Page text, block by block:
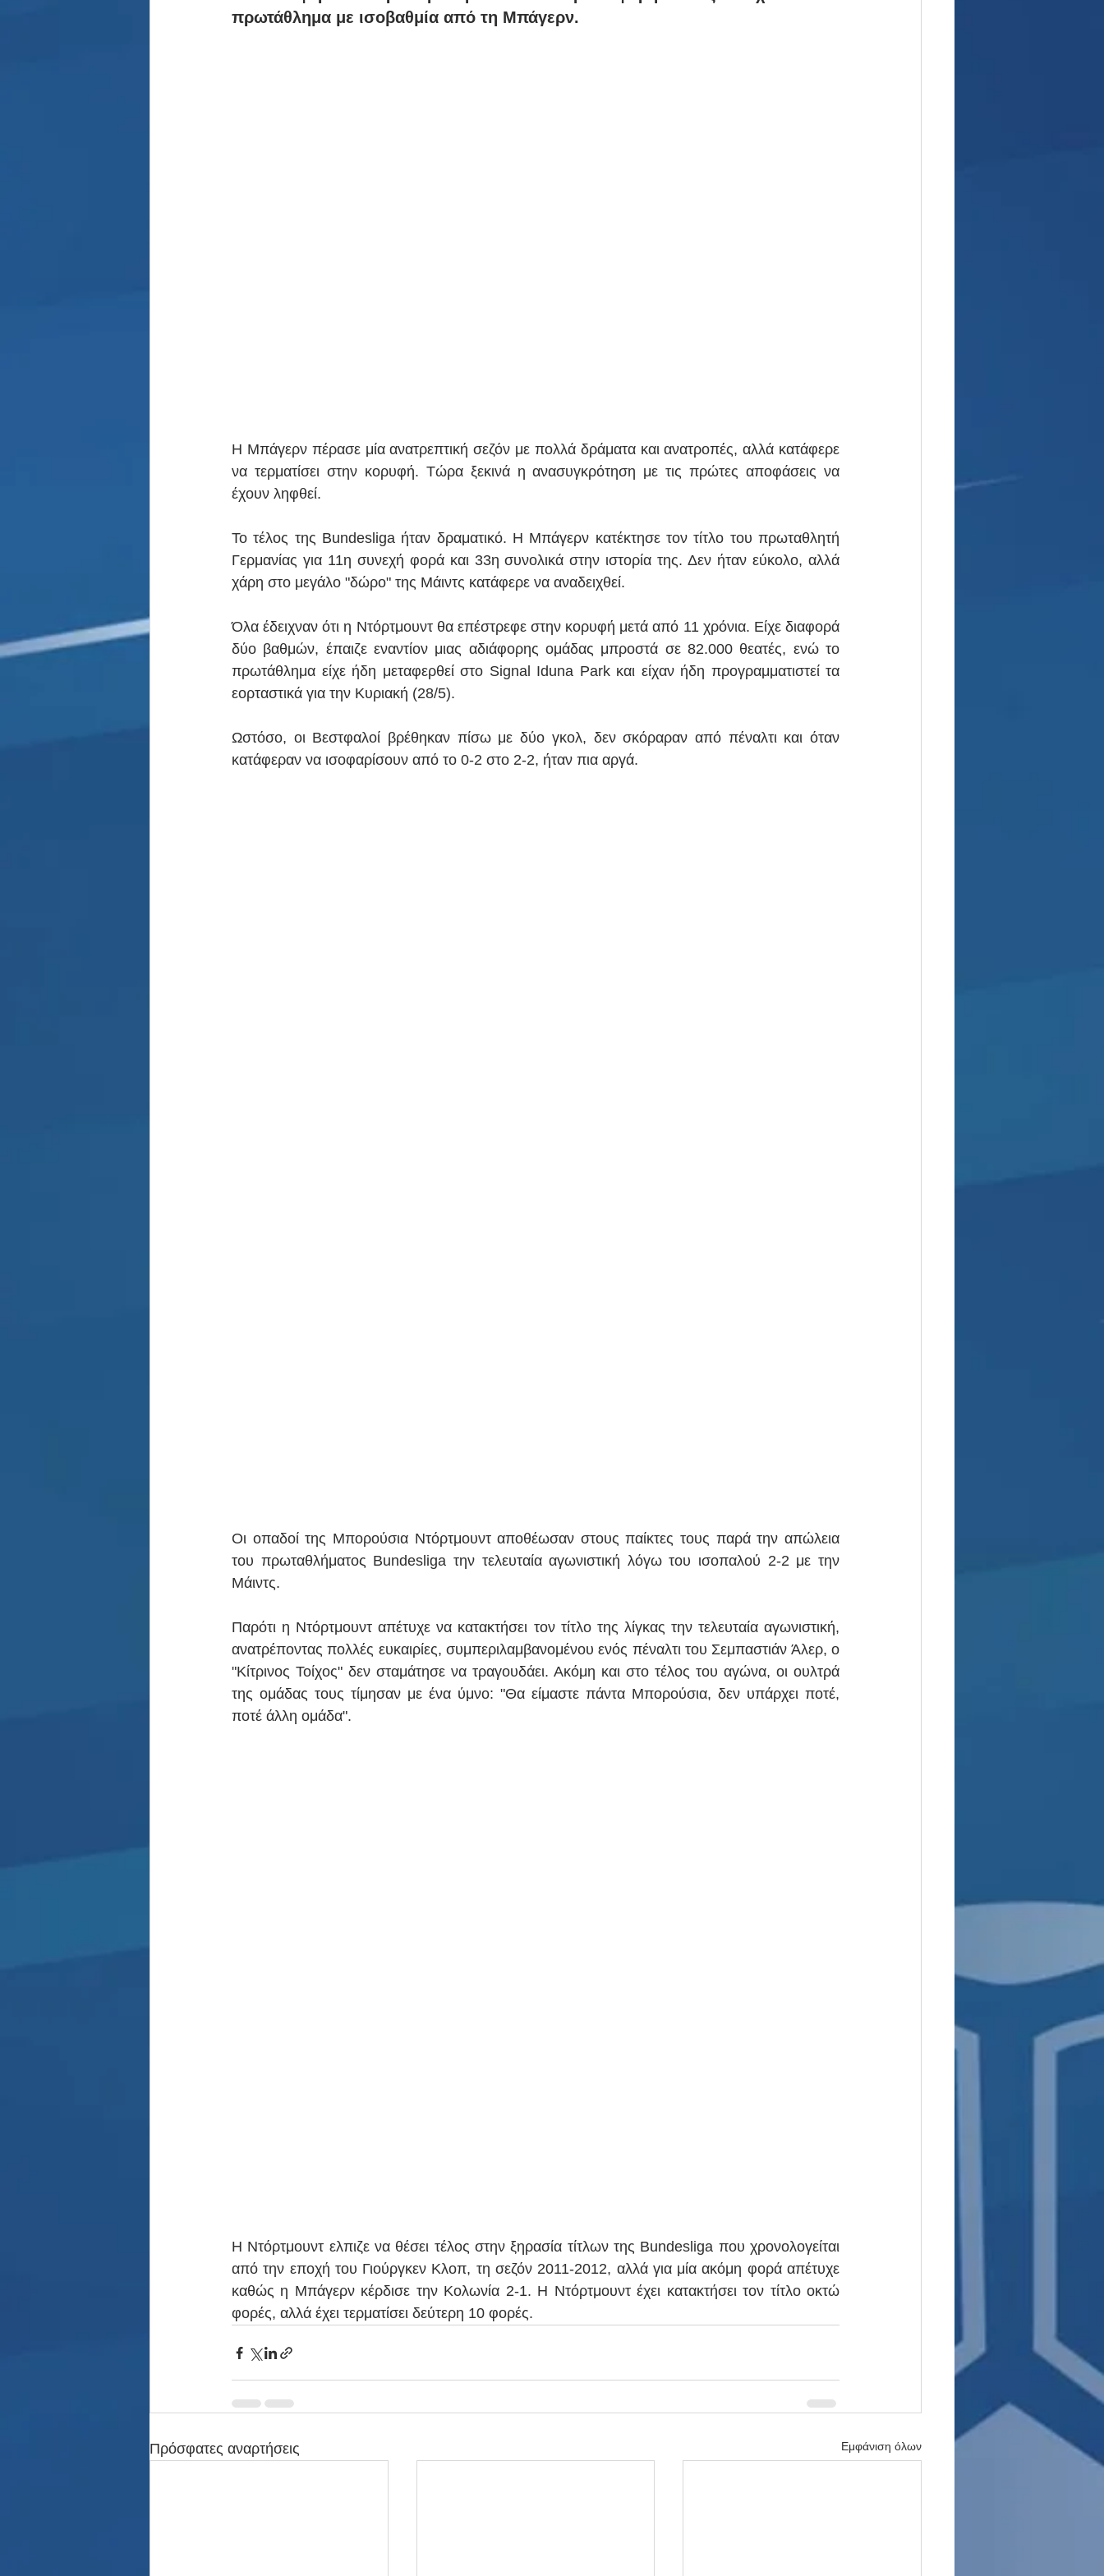
Παρασκήνιο Κριστιάνο Ρονάλντο Κόνφερενς Λιγκ UEFA Ρονάλντο
πρωτάθλημα με ισοβαθμία από τη Μπάγερν.
Η Μπάγερν πέρασε μία ανατρεπτική σεζόν με πολλά δράματα και ανατροπές, αλλά κατάφερε
να τερματίσει στην κορυφή. Τώρα ξεκινά η ανασυγκρότηση με τις πρώτες αποφάσεις να
έχουν ληφθεί.
Το τέλος της Bundesliga ήταν δραματικό. Η Μπάγερν κατέκτησε τον τίτλο του πρωταθλητή
Γερμανίας για 11η συνεχή φορά και 33η συνολικά στην ιστορία της. Δεν ήταν εύκολο, αλλά
χάρη στο μεγάλο "δώρο" της Μάιντς κατάφερε να αναδειχθεί.
Όλα έδειχναν ότι η Ντόρτμουντ θα επέστρεφε στην κορυφή μετά από 11 χρόνια. Είχε διαφορά
δύο βαθμών, έπαιζε εναντίον μιας αδιάφορης ομάδας μπροστά σε 82.000 θεατές, ενώ το
πρωτάθλημα είχε ήδη μεταφερθεί στο Signal Iduna Park και είχαν ήδη προγραμματιστεί τα
εορταστικά για την Κυριακή (28/5).
Ωστόσο, οι Βεστφαλοί βρέθηκαν πίσω με δύο γκολ, δεν σκόραραν από πέναλτι και όταν
κατάφεραν να ισοφαρίσουν από το 0-2 στο 2-2, ήταν πια αργά.
Οι οπαδοί της Μπορούσια Ντόρτμουντ αποθέωσαν στους παίκτες τους παρά την απώλεια
του πρωταθλήματος Bundesliga την τελευταία αγωνιστική λόγω του ισοπαλού 2-2 με την
Μάιντς.
Παρότι η Ντόρτμουντ απέτυχε να κατακτήσει τον τίτλο της λίγκας την τελευταία αγωνιστική,
ανατρέποντας πολλές ευκαιρίες, συμπεριλαμβανομένου ενός πέναλτι του Σεμπαστιάν Άλερ, ο
"Κίτρινος Τοίχος" δεν σταμάτησε να τραγουδάει. Ακόμη και στο τέλος του αγώνα, οι ουλτρά
της ομάδας τους τίμησαν με ένα ύμνο: "Θα είμαστε πάντα Μπορούσια, δεν υπάρχει ποτέ,
ποτέ άλλη ομάδα".
Η Ντόρτμουντ ελπιζε να θέσει τέλος στην ξηρασία τίτλων της Bundesliga που χρονολογείται
από την εποχή του Γιούργκεν Κλοπ, τη σεζόν 2011-2012, αλλά για μία ακόμη φορά απέτυχε
καθώς η Μπάγερν κέρδισε την Κολωνία 2-1. Η Ντόρτμουντ έχει κατακτήσει τον τίτλο οκτώ
φορές, αλλά έχει τερματίσει δεύτερη 10 φορές.
Πρόσφατες αναρτήσεις Εμφάνιση όλων